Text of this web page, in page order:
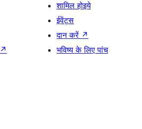
↗
शामिल होइये
ईवेंट्स
दान करें ↗
भविष्य के लिए पांच